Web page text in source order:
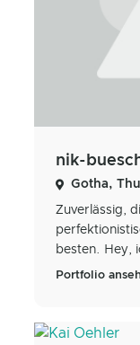
nik-
Gotha,
Zuverlässig,
besten. Hey,
Portfolio